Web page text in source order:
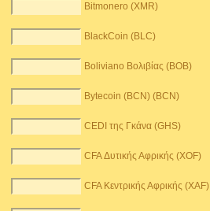
Bitmonero (XMR)
BlackCoin (BLC)
Boliviano Βολιβίας (BOB)
Bytecoin (BCN) (BCN)
CEDI της Γκάνα (GHS)
CFA Δυτικής Αφρικής (XOF)
CFA Κεντρικής Αφρικής (XAF)